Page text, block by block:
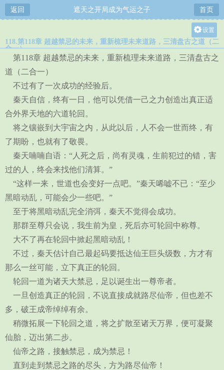
返回 遮天之开局成为气运之子 首页
设置
关灯
大
118.第118章 超越禁忌的未来，重新梳理未来道路，三清盘古之道（二
合一）
第118章 超越禁忌的未来，重新梳理未来道路，三清盘古之
道（二合一）
不过有了一次成功的经验后。
秦天自信，终有一日，他可以凭借一己之力创造出真正适
合外界天地的六道轮回。
将之镶嵌到大宇宙之内，从此以后，人不会一世而终，有
了期盼，也就有了敬畏。
秦天喃喃自语：“人死之后，尚有灵魂，生前犯过的错，害
过的人，终会来找他们清算。”
“这样一来，世道也会变好一点吧。”秦天唏嘘不已：“至少
黑暗动乱，可能会少一些吧。”
至于将黑暗动乱完全消弭，秦天不觉得会成功。
那群至尊只会说，我生前为皇，死后亦可轮回中称尊。
大不了再在轮回中掀起黑暗动乱！
不过，秦天估计自己最起码要抵达仙王巨头级数，方才有
那么一丝可能，立下真正的轮回。
轮回一道为诸天大禁忌，足以诞生出一尊帝者。
一旦创造真正的轮回，不说直接成就路尽仙帝，但也差不
多，破王成帝绰绰有余。
稍微拓展一下轮回之道，将之扩散至诸天万界，便可凝聚
仙胎，迈出第二步。
仙帝之路，接触禁忌，成为禁忌！
直到走到禁忌之路的尽头，方为路尽仙帝！